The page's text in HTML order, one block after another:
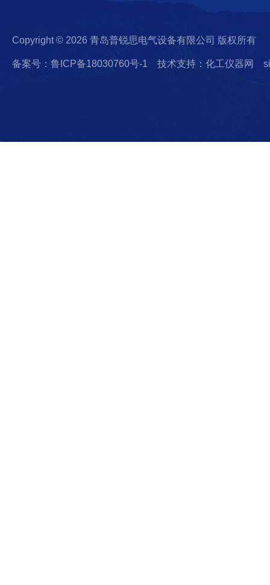
Copyright © 2026 青岛普锐思电气设备有限公司 版权所有
备案号：鲁ICP备18030760号-1 技术支持：化工仪器网